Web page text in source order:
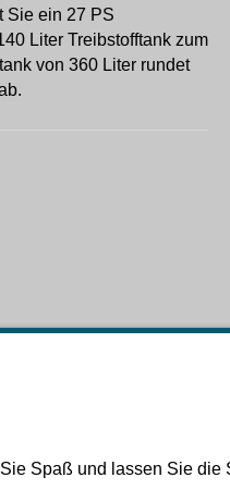
Sie ein 27 PS
Liter Treibstofftank zum
von 360 Liter rundet
Spaß und lassen Sie die